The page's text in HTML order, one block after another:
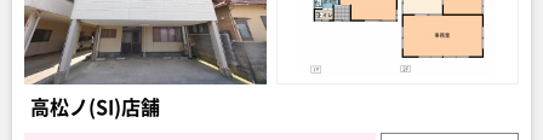
高松ノ(SI)店舗